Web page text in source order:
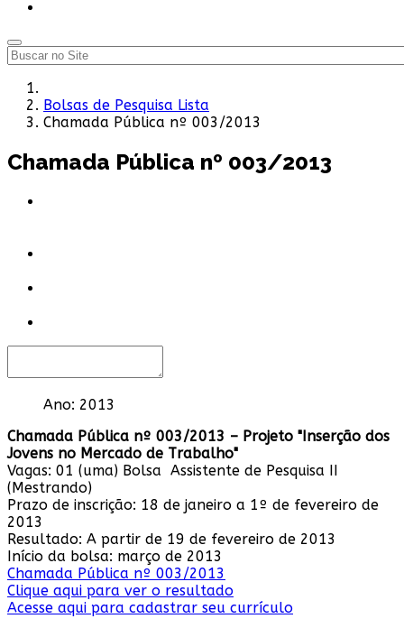
Bolsas de Pesquisa Lista
Chamada Pública nº 003/2013
Chamada Pública nº 003/2013
Ano: 2013
Chamada Pública nº 003/2013 – Projeto "Inserção dos
Jovens no Mercado de Trabalho"
Vagas: 01 (uma) Bolsa Assistente de Pesquisa II
(Mestrando)
Prazo de inscrição: 18 de janeiro a 1º de fevereiro de
2013
Resultado: A partir de 19 de fevereiro de 2013
Início da bolsa: março de 2013
Chamada Pública nº 003/2013
Clique aqui para ver o resultado
Acesse aqui para cadastrar seu currículo